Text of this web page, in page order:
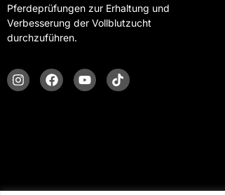
Pferdeprüfungen zur Erhaltung und
Verbesserung der Vollblutzucht
durchzuführen.